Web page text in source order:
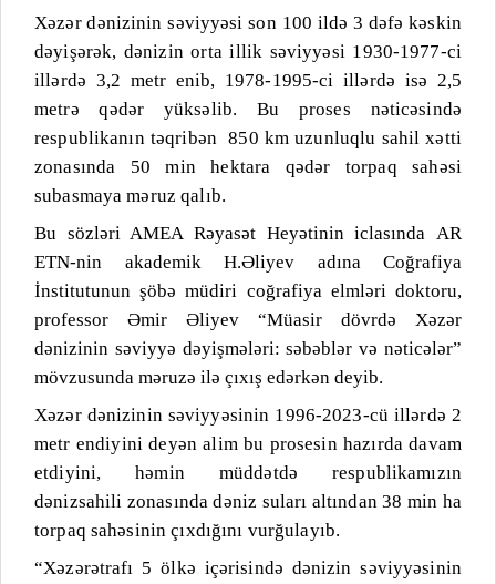
Xəzər dənizinin səviyyəsi son 100 ildə 3 dəfə kəskin
dəyişərək, dənizin orta illik səviyyəsi 1930-1977-ci
illərdə 3,2 metr enib, 1978-1995-ci illərdə isə 2,5
metrə qədər yüksəlib. Bu proses nəticəsində
respublikanın təqribən 850 km uzunluqlu sahil xətti
zonasında 50 min hektara qədər torpaq sahəsi
subasmaya məruz qalıb.
Bu sözləri AMEARəyasət Heyətinin iclasındaAR
ETN-nin akademik H.Əliyev adına Coğrafiya
İnstitutunun şöbə müdiri coğrafiya elmləri doktoru,
professor Əmir Əliyev “Müasir dövrdə Xəzər
dənizinin səviyyə dəyişmələri: səbəblər və nəticələr”
mövzusunda məruzə ilə çıxış edərkən deyib.
Xəzər dənizinin səviyyəsinin 1996-2023-cü illərdə 2
metr endiyini deyən alim bu prosesin hazırda davam
etdiyini, həmin müddətdə respublikamızın
dənizsahili zonasında dəniz suları altından 38 min ha
torpaq sahəsinin çıxdığını vurğulayıb.
“Xəzərətrafı 5 ölkə içərisində dənizin səviyyəsinin